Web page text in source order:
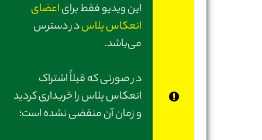
این ویدیو فقط برایاعضای
انعکاس پلاسدر دسترس
می‌باشد.
در صورتی‌ که قبلاً اشتراک
انعکاس پلاس را خریداری کردید
و زمان آن منقضی نشده است؛